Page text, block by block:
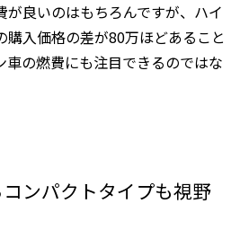
が良いのはもちろんですが、ハイ
購入価格の差が80万ほどあること
車の燃費にも注目できるのではな
ンパクトタイプも視野